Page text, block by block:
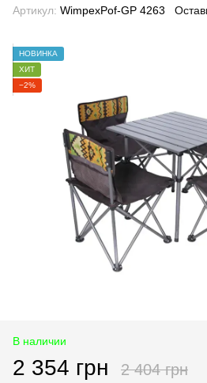
Артикул: WimpexPof-GP 4263
НОВИНКА
ХИТ
−2%
В наличии
2 354 грн 2 404 грн